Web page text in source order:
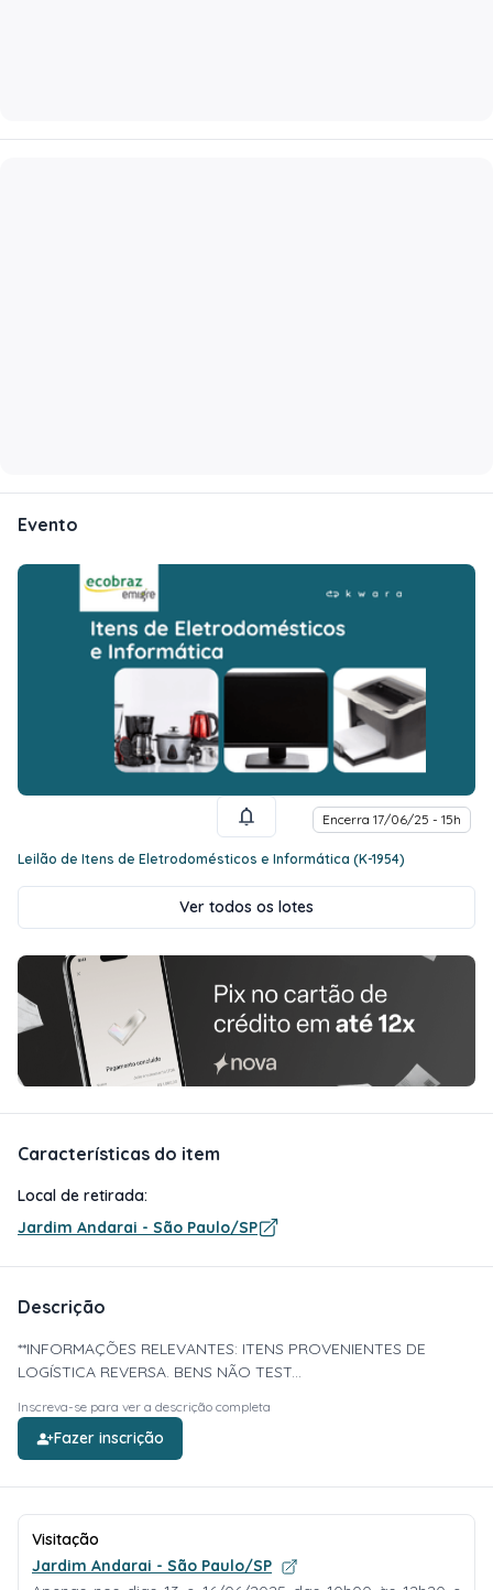
Evento
Encerra 17/06/25 - 15h
Leilão de Itens de Eletrodomésticos e Informática (K-1954)
Ver todos os lotes
Características do item
Local de retirada:
Jardim Andarai - São Paulo/SP
Descrição
**INFORMAÇÕES RELEVANTES: ITENS PROVENIENTES DE
LOGÍSTICA REVERSA. BENS NÃO TEST...
Inscreva-se para ver a descrição completa
Fazer inscrição
Visitação
Jardim Andarai - São Paulo/SP